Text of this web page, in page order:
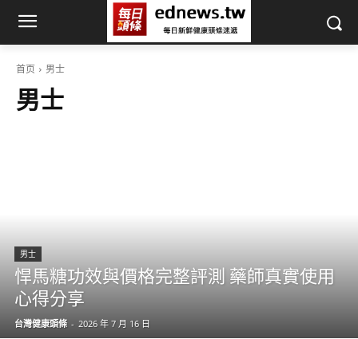
首页 男士
男士
男士
悍馬糖功效與價格完整評測 藥師真實使用
心得分享
台灣健康頭條 - 2026 年 7 月 16 日